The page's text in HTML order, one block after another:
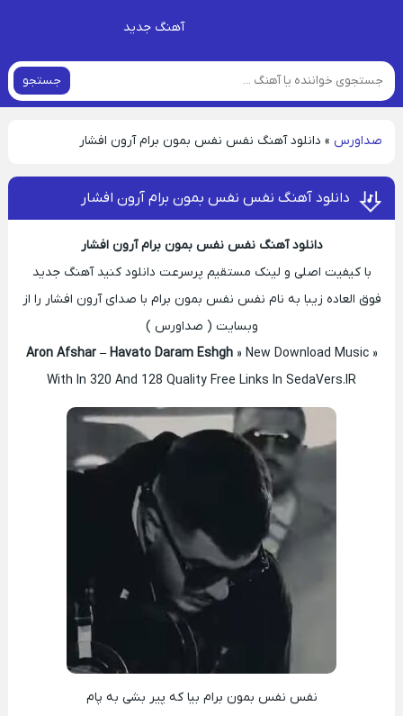
آهنگ جدید
جستجو
صداورس » دانلود آهنگ نفس نفس بمون برام آرون افشار
دانلود آهنگ نفس نفس بمون برام آرون افشار
دانلود آهنگ نفس نفس بمون برام آرون افشار
با کیفیت اصلی و لینک مستقیم پرسرعت دانلود کنید آهنگ جدید
فوق العاده زیبا به نام نفس نفس بمون برام با صدای آرون افشار را از
وبسایت ( صداورس )
Aron Afshar – Havato Daram Eshgh» New Download Music »
With In 320 And 128 Quality Free Links In SedaVers.IR
نفس نفس بمون برام بیا که پیر بشی به پام